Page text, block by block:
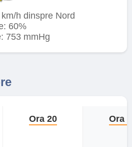
h dinspre Nord
60%
753 mmHg
Ora 20 Ora